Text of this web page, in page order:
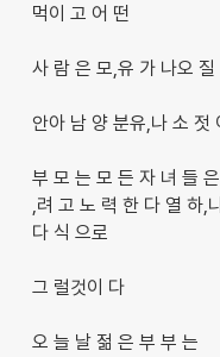
먹이 고 어 떤
사 람 은 모,유 가 나오 질
안아 남 양 분유,나 소 젓
부 모 는 모 든 자 녀 들
,려 고 노 력 한 다 열 하,
다 식 으로
그 럴것이 다
오 늘 날 젊 은 부 부 는